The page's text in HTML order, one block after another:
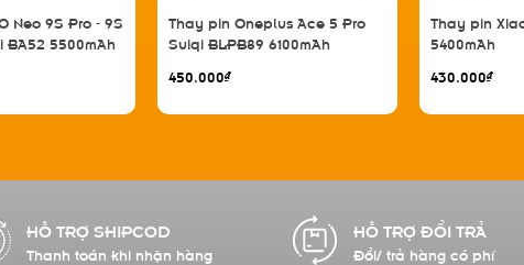
Neo 9S Pro - 9S
BA52 5500mAh
Thay pin Oneplus Ace 5 Pro
Suiqi BLPB89 6100mAh
450.000₫
Thay pin
5400mAh
430.000₫
HỖ TRỢ SHIPCOD
Thanh toán khi nhận hàng
HỖ TRỢ ĐỔI TRẢ
Đổi/ trả hàng có phí